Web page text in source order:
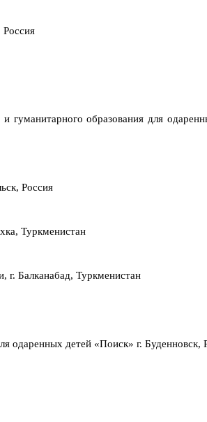
Россия
образования для
Россия
Туркменистан
Балканабад, Туркменистан
одаренных детей «Поиск» г. Буденновск,